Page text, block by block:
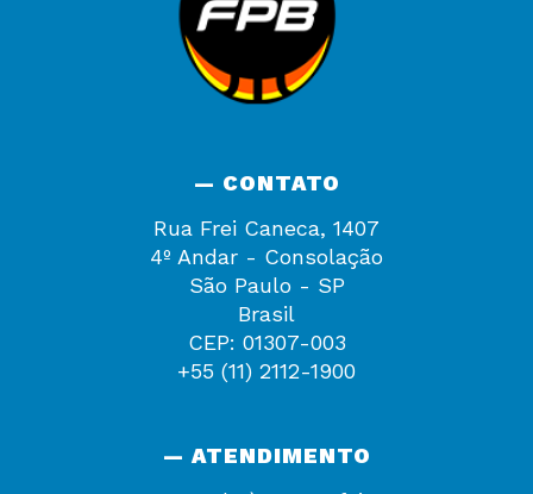
— CONTATO
Rua Frei Caneca, 1407
4º Andar - Consolação
São Paulo - SP
Brasil
CEP: 01307-003
+55 (11) 2112-1900
— ATENDIMENTO